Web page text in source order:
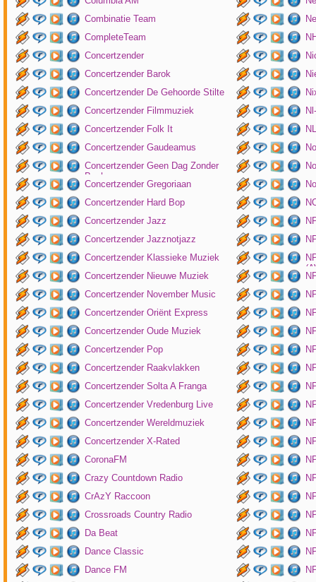
Combinatie Team
CompleteTeam
Concertzender
Concertzender Barok
Concertzender De Gehoorde Stilte
Concertzender Filmmuziek
Concertzender Folk It
Concertzender Gaudeamus
Concertzender Geen Dag Zonder
Bach
Concertzender Gregoriaan
Concertzender Hard Bop
Concertzender Jazz
Concertzender Jazznotjazz
Concertzender Klassieke Muziek
Concertzender Nieuwe Muziek
Concertzender November Music
Concertzender Oriënt Express
Concertzender Oude Muziek
Concertzender Pop
Concertzender Raakvlakken
Concertzender Solta A Franga
Concertzender Vredenburg Live
Concertzender Wereldmuziek
Concertzender X-Rated
CoronaFM
Crazy Countdown Radio
CrAzY Raccoon
Crossroads Country Radio
Da Beat
Dance Classic
Dance FM